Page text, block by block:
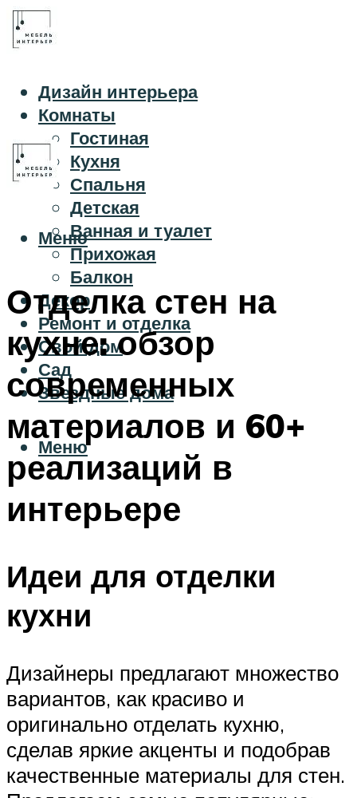
Дизайн интерьера
Комнаты
Гостиная
Кухня
Спальня
Детская
Ванная и туалет
Прихожая
Балкон
Декор
Ремонт и отделка
Свой дом
Сад
Звездные дома
Меню
Меню
Отделка стен на
кухне: обзор
современных
материалов и 60+
реализаций в
интерьере
Идеи для отделки
кухни
Дизайнеры предлагают множество
вариантов, как красиво и
оригинально отделать кухню,
сделав яркие акценты и подобрав
качественные материалы для стен.